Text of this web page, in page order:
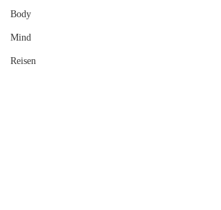
Body
Mind
Reisen